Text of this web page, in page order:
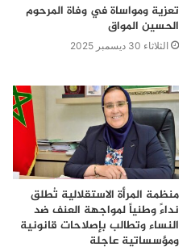
تعزية ومواساة في وفاة المرحوم
الحسين المواق
الثلاثاء 30 ديسمبر 2025
منظمة المرأة الاستقلالية تُطلق
نداءً وطنياً لمواجهة العنف ضد
النساء وتطالب بإصلاحات قانونية
ومؤسساتية عاجلة